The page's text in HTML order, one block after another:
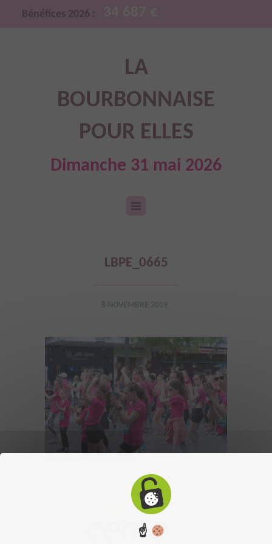
Bénéfices 2026 :
LA
BOURBONNAISE
POUR ELLES
Dimanche 31 mai 2026
LBPE_0665
☝